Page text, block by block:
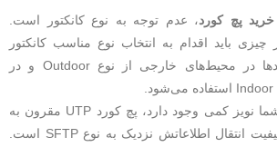
خرید پچ کورد، عدم توجه به نوع کانکتور است.
باید اقدام به انتخاب نوع مناسب کانکتور
نمایید. مثلا از پچ کوردها در محیط‌های خارجی از نوع Outdoor و در
همچنین اگر در محیط شما نویز کمی وجود دارد، پچ کورد UTP مقرون به
صرفه‌تر خواهد بود و کیفیت انتقال اطلاعاتش نزدیک به نوع SFTP است.